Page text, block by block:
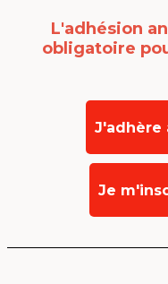
L'adhésion
obligatoire
J'adhère
Je